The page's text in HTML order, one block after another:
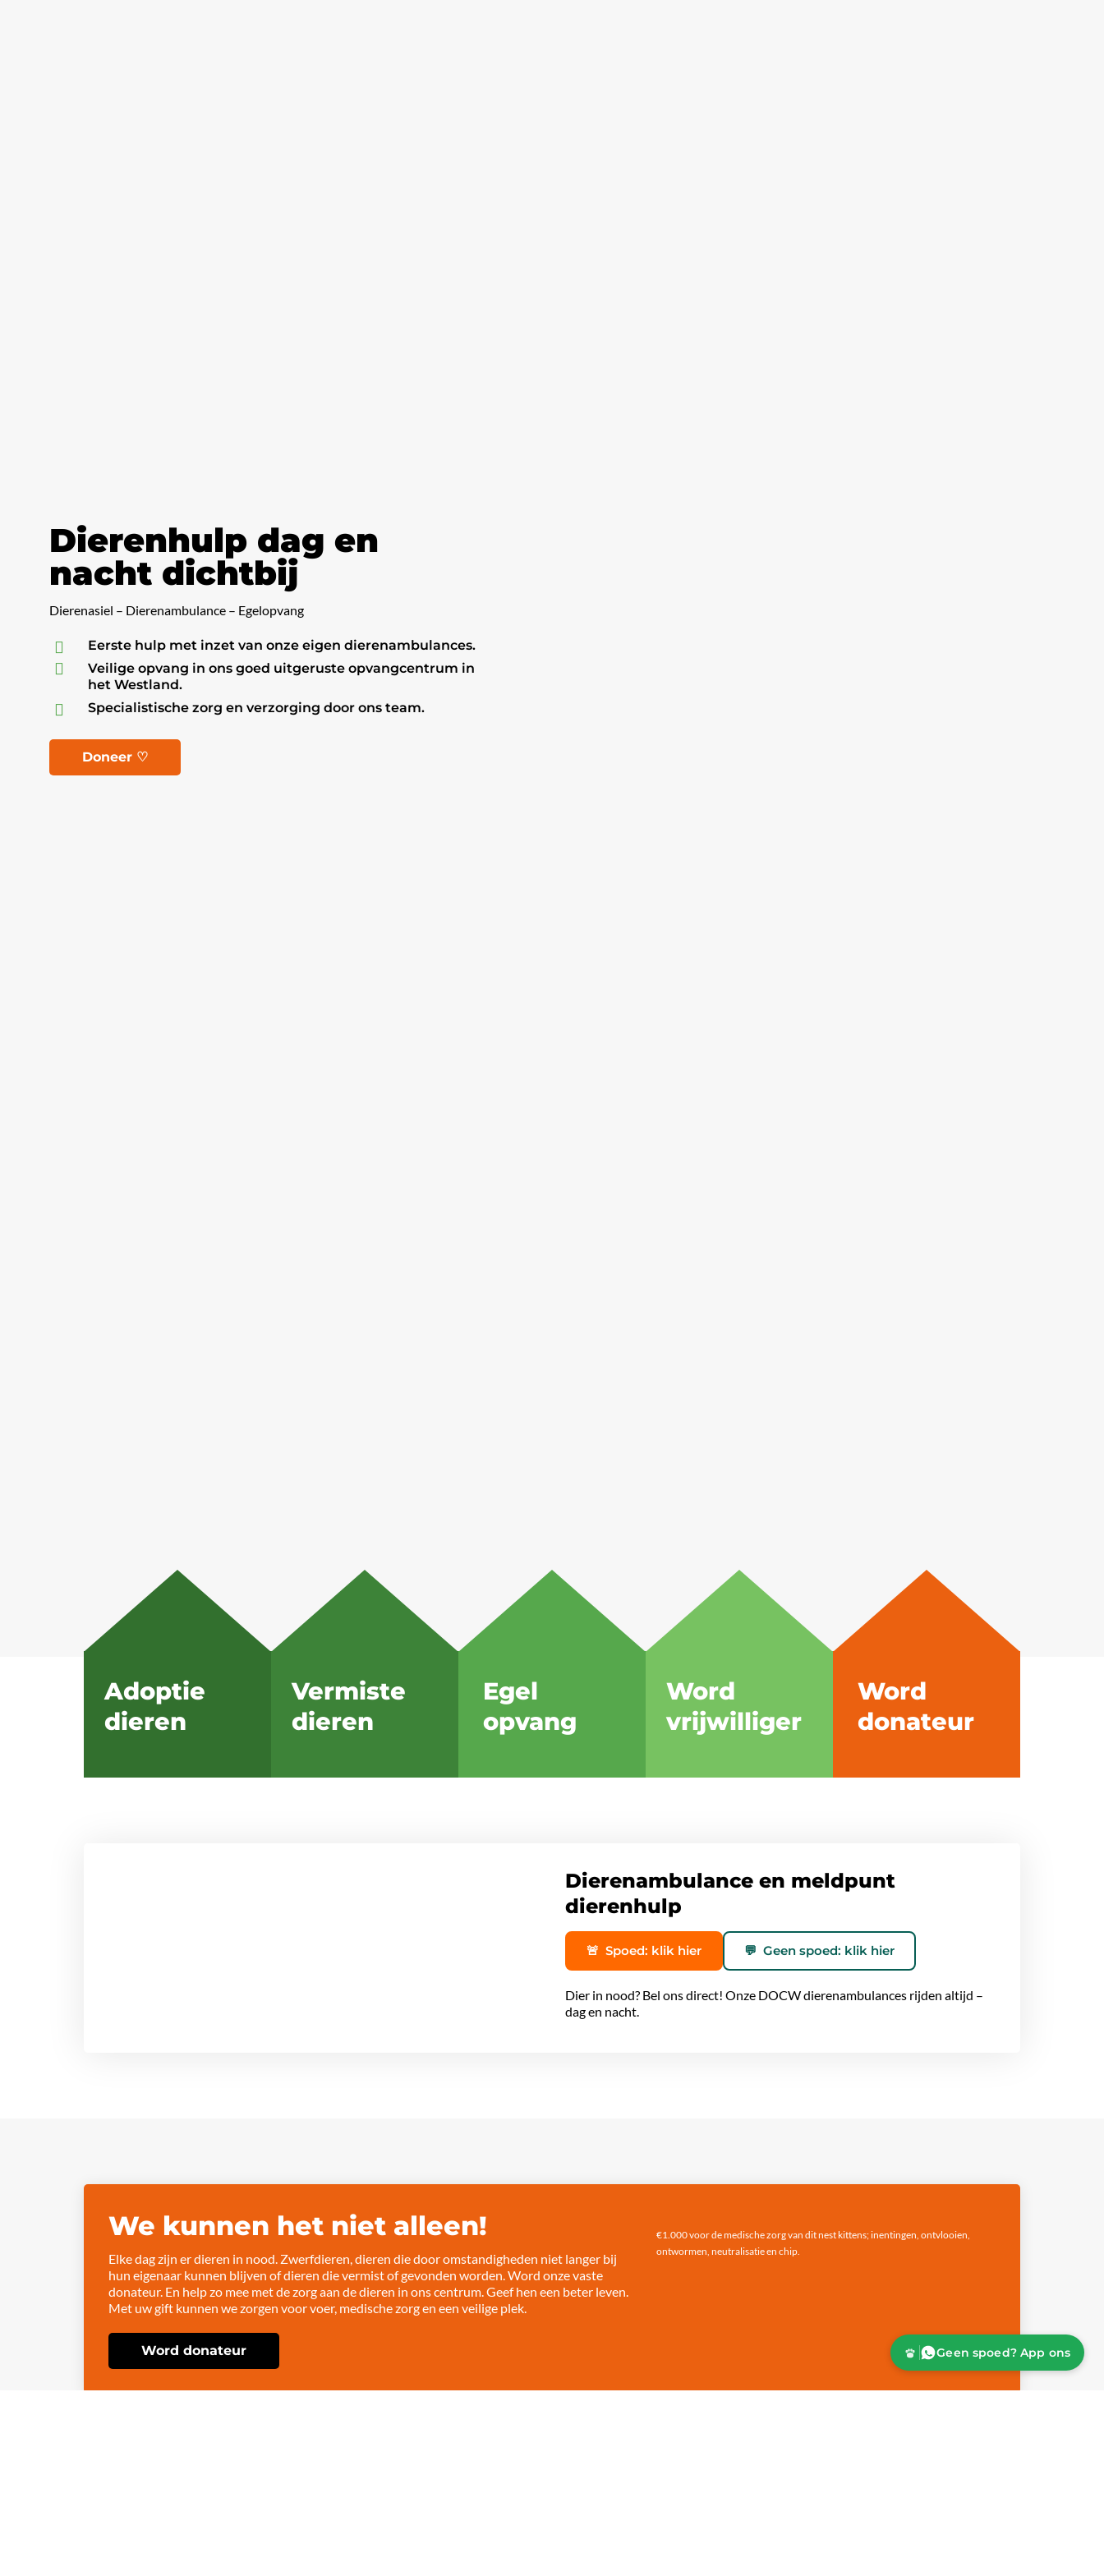
Dierenhulp dag en
nacht dichtbij
Dierenasiel – Dierenambulance – Egelopvang
 Eerste hulp met inzet van onze eigen dierenambulances.

Veilige opvang in ons goed uitgeruste opvangcentrum in
het Westland.
 Specialistische zorg en verzorging door ons team.
Doneer ♡
Adoptie
dieren
Vermiste
dieren
Egel
opvang
Word
vrijwilliger
Word
donateur
Dierenambulance en meldpunt
dierenhulp
🚨 Spoed: klik hier 💬 Geen spoed: klik hier
Dier in nood? Bel ons direct! Onze DOCW dierenambulances rijden altijd –
dag en nacht.
We kunnen het niet alleen!
Elke dag zijn er dieren in nood. Zwerfdieren, dieren die door omstandigheden niet langer bij
hun eigenaar kunnen blijven of dieren die vermist of gevonden worden. Word onze vaste
donateur. En help zo mee met de zorg aan de dieren in ons centrum. Geef hen een beter leven.
Met uw gift kunnen we zorgen voor voer, medische zorg en een veilige plek.
Word donateur
€1.000 voor de medische zorg van dit nest kittens; inentingen, ontvlooien,
ontwormen, neutralisatie en chip.
Geen spoed? App ons